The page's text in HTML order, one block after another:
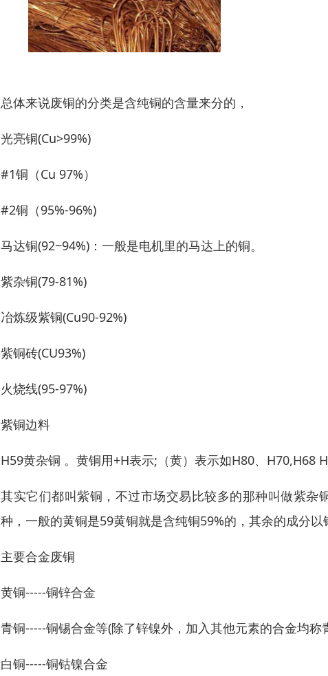
总体来说废铜的分类是含纯铜的含量来分的，
光亮铜(Cu>99%)
#1铜（Cu 97%）
#2铜（95%-96%)
马达铜(92~94%)：一般是电机里的马达上的铜。
紫杂铜(79-81%)
冶炼级紫铜(Cu90-92%)
紫铜砖(CU93%)
火烧线(95-97%)
紫铜边料
H59黄杂铜 。黄铜用+H表示;（黄）表示如H80、H70,H68
其实它们都叫紫铜，不过市场交易比较多的那种叫做紫
种，一般的黄铜是59黄铜就是含纯铜59%的，其余的成分
主要合金废铜
黄铜-----铜锌合金
青铜-----铜锡合金等(除了锌镍外，加入其他元素的合金均称
白铜-----铜钴镍合金